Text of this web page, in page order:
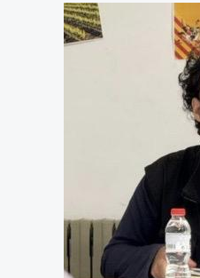
AARON
DE